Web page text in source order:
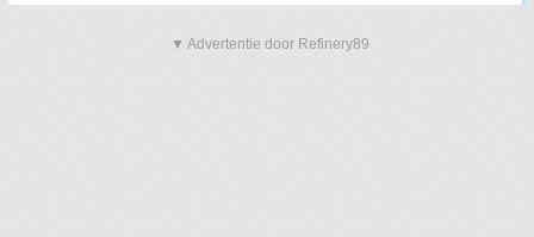
▼ Advertentie door Refinery89